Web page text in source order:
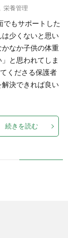
曲
線
供
の
特
徴
者
の
栄養管理
でもサポートした
少くないと思い
なか子供の体重
と思われてしま
くださる保護者
決できれば良い
続きを読む